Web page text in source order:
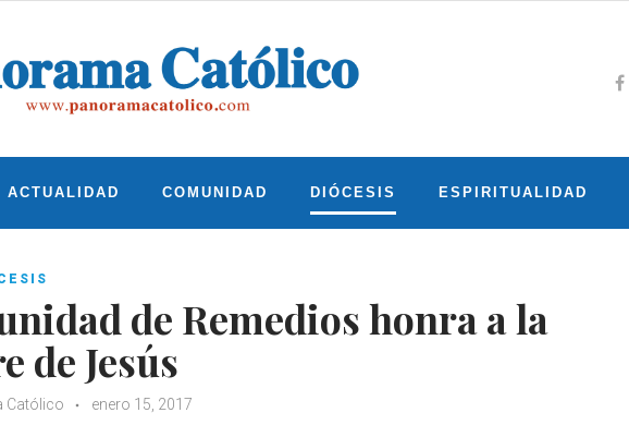
ACTUALIDAD COMUNIDAD DIÓCESIS ESPIRITUALIDAD
de Remedios honra a la
de Jesús
Católico enero 15, 2017